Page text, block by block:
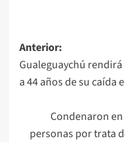
Navegación
de
entradas
Anterior:
Gualeguaychú
a 44 años de su caída
Condenaron en
personas por trata